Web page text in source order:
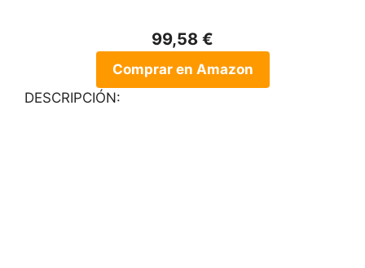
99,58 €
Comprar en Amazon
DESCRIPCIÓN: